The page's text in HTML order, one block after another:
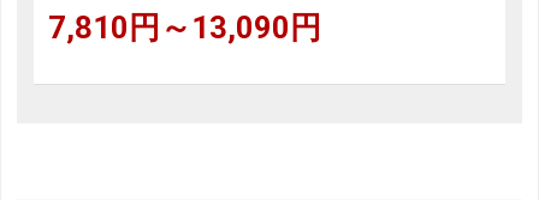
7,810円～13,090円